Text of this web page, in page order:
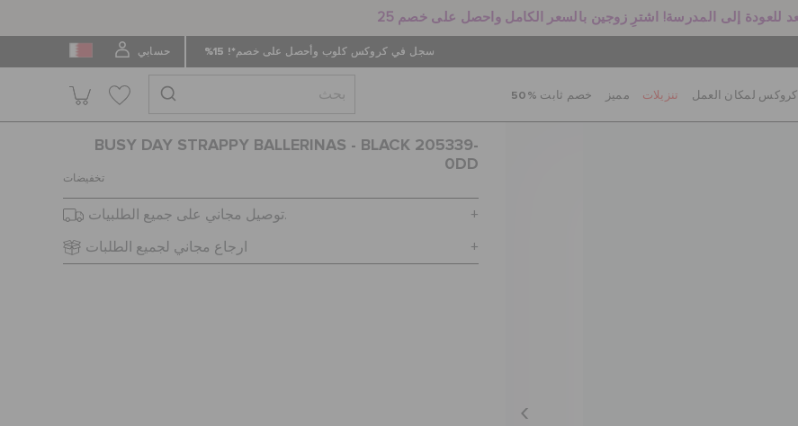
سجل في كروكس كلوب وأحصل على خصم*! 15% حسابي
كروكس لمكان العمل تنزيلات مميز خصم ثابت %50
BUSY DAY STRAPPY BALLERINAS - BLACK 205339-
0DD
تخفيضات
توصيل مجاني على جميع الطلبيات.
ارجاع مجاني لجميع الطلبات